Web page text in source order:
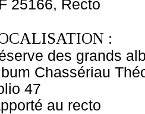
25166, Recto
:
des grands
Chassériau
47
au recto